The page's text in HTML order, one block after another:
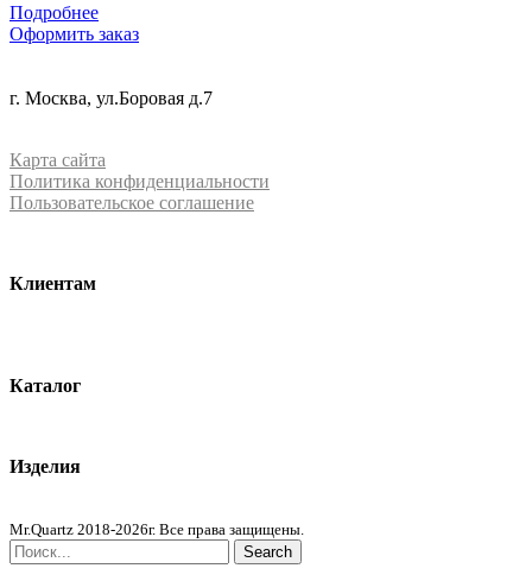
Подробнее
Оформить заказ
г. Москва, ул.Боровая д.7
Карта сайта
Политика конфиденциальности
Пользовательское соглашение
Клиентам
Каталог
Изделия
Mr.Quartz 2018-2026г. Все права защищены.
Search